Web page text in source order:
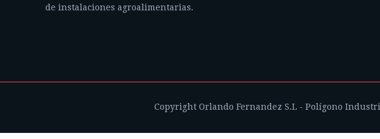
de instalaciones agroalimentarias.
Copyright Orlando Fernandez S.L - Polígono